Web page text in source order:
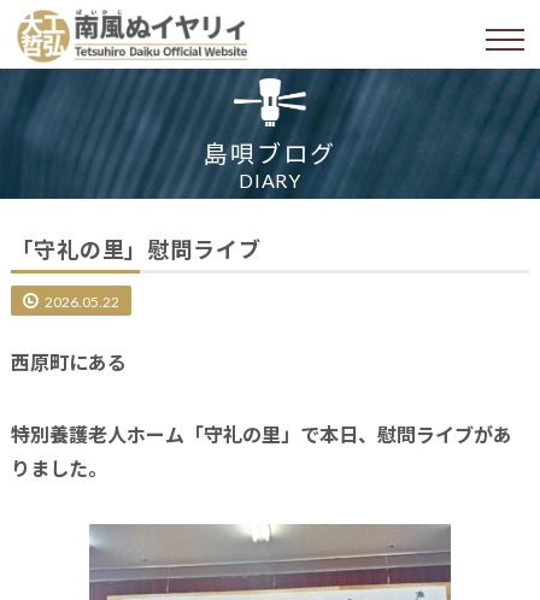
島唄ブログ
DIARY
「守礼の里」慰問ライブ
2026.05.22
西原町にある
特別養護老人ホーム「守礼の里」で本日、慰問ライブがあ
りました。